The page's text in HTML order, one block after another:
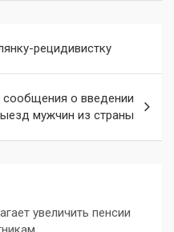
рецидивистку
сообщения о введении
мужчин из страны
увеличить пенсии